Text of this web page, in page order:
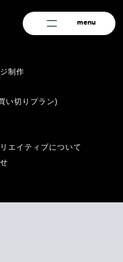
menu
制作
い切りプラン)
エイティブについて